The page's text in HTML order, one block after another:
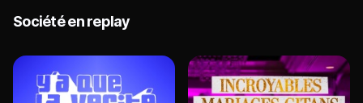
Société en replay